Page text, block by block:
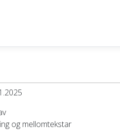
og mellomtekstar